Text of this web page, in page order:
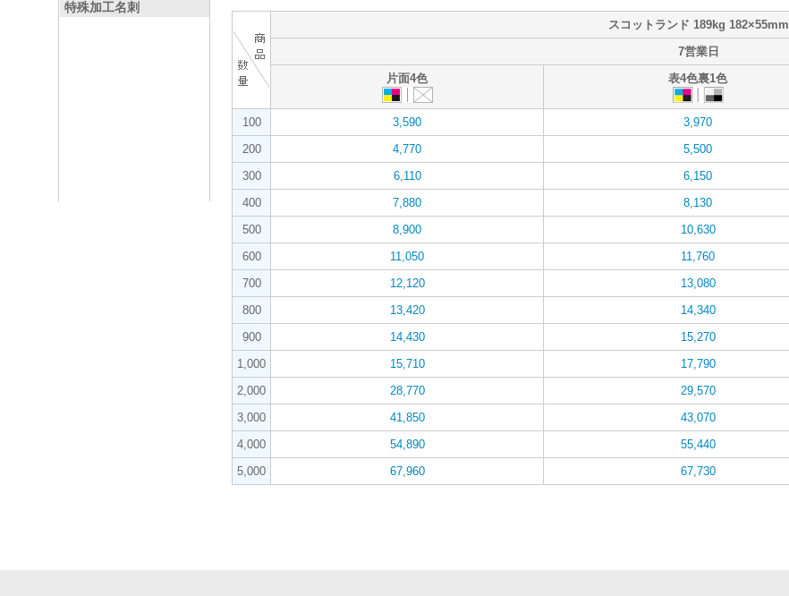
特殊加工名刺
スコットランド 189kg 182×55mm
7営業日
片面4色
表4色裏1色
100 3,590 3,970
200
4,770 5,500
300
6,110 6,150
400
7,880 8,130
500
8,900 10,630
600
11,050 11,760
700
12,120 13,080
800
13,420 14,340
900
14,430 15,270
1,000
15,710 17,790
2,000
28,770 29,570
3,000
41,850 43,070
4,000
54,890 55,440
5,000
67,960 67,730